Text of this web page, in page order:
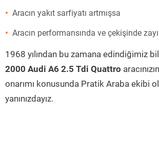
Aracın yakıt sarfiyatı artmışsa
Aracın performansında ve çekişinde
1968 yılından bu zamana edindiğimiz
2000 Audi A6 2.5 Tdi Quattro
onarımı konusunda Pratik Araba ekibi
yanınızdayız.